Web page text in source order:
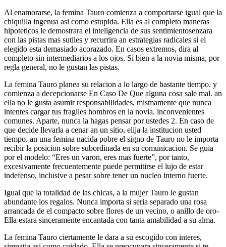
Al enamorarse, la femina Tauro comienza a comportarse igual que la
chiquilla ingenua asi­ como estupida. Ella es al completo maneras
hipoteticos le demostrara el inteligencia de sus sentimientosenzara
con las pistas mas sutiles y recurrira an estrategias radicales si el
elegido esta demasiado acorazado. En casos extremos, dira al
completo sin intermediarios a los ojos. Si bien a la novia misma, por
regla general, no le gustan las pistas.
La femina Tauro planea su relacion a lo largo de bastante tiempo. y
comienza a decepcionarse En Caso De Que alguna cosa sale mal. an
ella no le gusta asumir responsabilidades, mismamente que nunca
intentes cargar tus fragiles hombros en la novia. inconvenientes
comunes. Aparte, nunca la hagas pensar por ustedes 2. En caso de
que decide llevarla a cenar an un sitio, elija la institucion usted
tiempo. an una femina nacida pobre el signo de Tauro no le importa
recibir la posicion sobre subordinada en su comunicacion. Se guia
por el modelo: “Eres un varon, eres mas fuerte”, por tanto,
excesivamente frecuentemente puede permitirse el lujo de estar
indefenso, inclusive a pesar sobre tener un nucleo interno fuerte.
Igual que la totalidad de las chicas, a la mujer Tauro le gustan
abundante los regalos. Nunca importa si seri­a separado una rosa
arrancada de el compacto sobre flores de un vecino, o anillo de oro-
Ella estara sinceramente encantada con tanta amabilidad a su alma.
La femina Tauro ciertamente le dara a su escogido con interes,